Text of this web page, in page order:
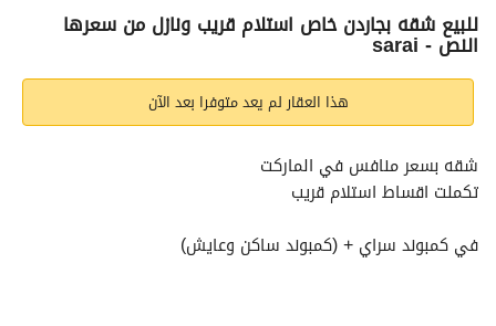
التفاصيل الاتجاهات والمؤشرات رهن عقاري
للبيع شقه بجاردن خاص استلام قريب ونازل من سعرها
النص - sarai
هذا العقار لم يعد متوفرا بعد الآن
شقه بسعر منافس في الماركت
تكملت اقساط استلام قريب
في كمبوند سراي + (كمبوند ساكن وعايش)